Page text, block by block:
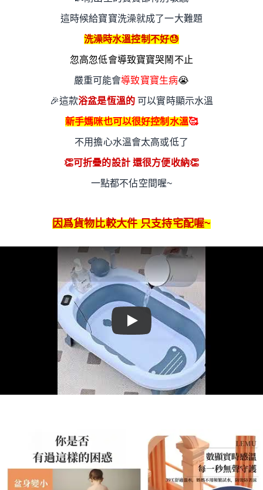
這時候給寶寶洗澡就成了一大難題
洗澡時水溫控制不好😓
忽高忽低會導致寶寶哭鬧不止
嚴重可能會導致寶寶生病😭
🎉這款浴盆是恆溫的 可以實時顯示水溫
新手媽咪也可以很好控制水溫🥰
不用擔心水溫會太高或低了
👏可折疊的設計 還很方便收納👏
一點都不佔空間喔~
因爲貨物比較大件 只支持宅配喔~
Play